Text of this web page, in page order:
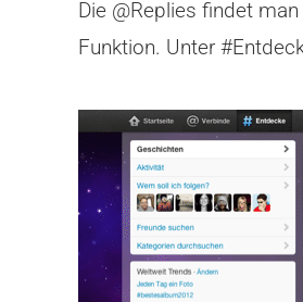
Die @Replies findet
Funktion. Unter